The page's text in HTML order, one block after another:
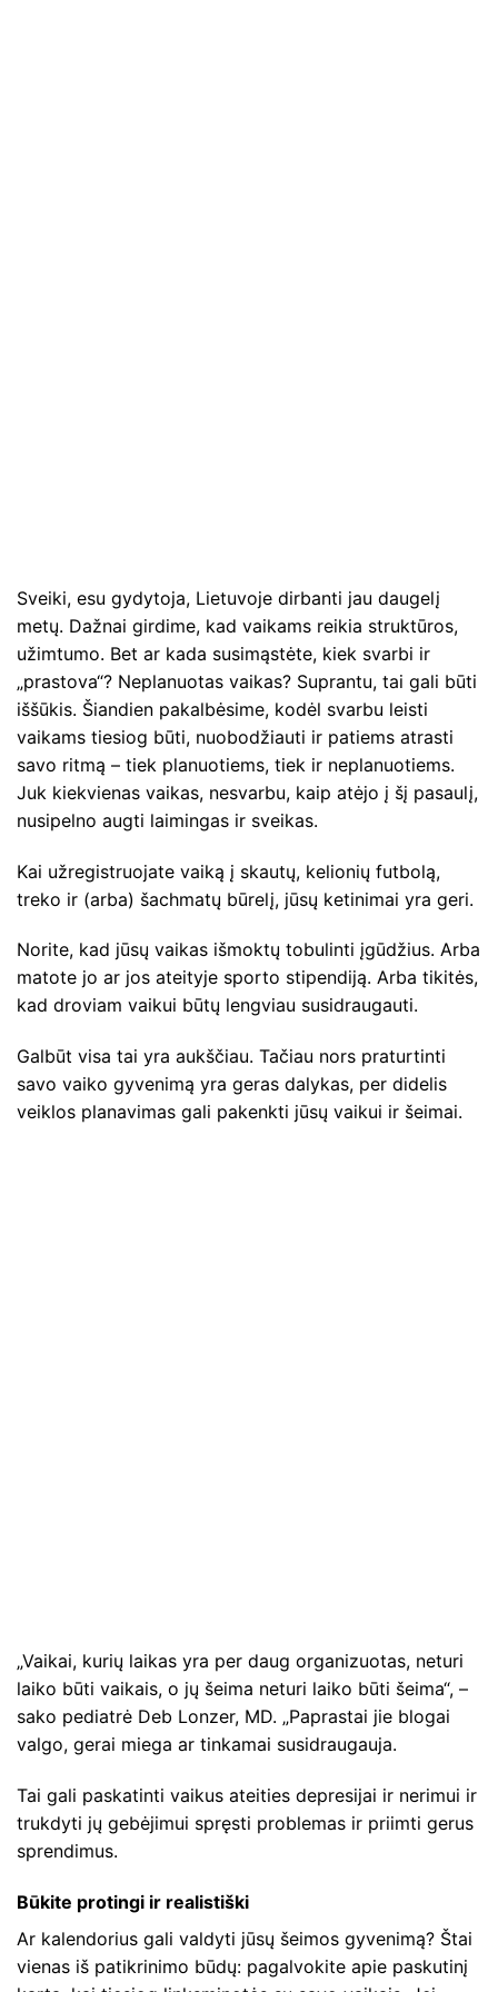
Sveiki, esu gydytoja, Lietuvoje dirbanti jau daugelį
metų. Dažnai girdime, kad vaikams reikia struktūros,
užimtumo. Bet ar kada susimąstėte, kiek svarbi ir
„prastova“? Neplanuotas vaikas? Suprantu, tai gali būti
iššūkis. Šiandien pakalbėsime, kodėl svarbu leisti
vaikams tiesiog būti, nuobodžiauti ir patiems atrasti
savo ritmą – tiek planuotiems, tiek ir neplanuotiems.
Juk kiekvienas vaikas, nesvarbu, kaip atėjo į šį pasaulį,
nusipelno augti laimingas ir sveikas.
Kai užregistruojate vaiką į skautų, kelionių futbolą,
treko ir (arba) šachmatų būrelį, jūsų ketinimai yra geri.
Norite, kad jūsų vaikas išmoktų tobulinti įgūdžius. Arba
matote jo ar jos ateityje sporto stipendiją. Arba tikitės,
kad droviam vaikui būtų lengviau susidraugauti.
Galbūt visa tai yra aukščiau. Tačiau nors praturtinti
savo vaiko gyvenimą yra geras dalykas, per didelis
veiklos planavimas gali pakenkti jūsų vaikui ir šeimai.
„Vaikai, kurių laikas yra per daug organizuotas, neturi
laiko būti vaikais, o jų šeima neturi laiko būti šeima“, –
sako pediatrė Deb Lonzer, MD. „Paprastai jie blogai
valgo, gerai miega ar tinkamai susidraugauja.
Tai gali paskatinti vaikus ateities depresijai ir nerimui ir
trukdyti jų gebėjimui spręsti problemas ir priimti gerus
sprendimus.
Būkite protingi ir realistiški
Ar kalendorius gali valdyti jūsų šeimos gyvenimą? Štai
vienas iš patikrinimo būdų: pagalvokite apie paskutinį